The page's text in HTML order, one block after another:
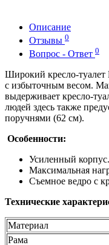
Описание
Отзывы 0
Вопрос - Ответ 0
Широкий кресло-туалет
с избыточным весом.
выдерживает кресло-
людей здесь также
поручнями (62 см).
Особенности:
Усиленный корпус.
Максимальная
Съемное ведро с
Технические
Материал
Рама